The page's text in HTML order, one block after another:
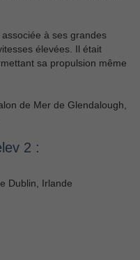
à ses grandes
élevées. Il était
sa propulsion même
de Mer de Glendalough,
2 :
Dublin, Irlande